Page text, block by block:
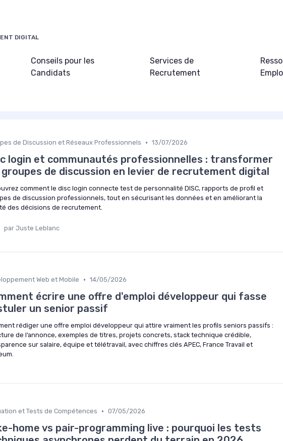
DIGITAL
Conseils pour les
Candidats
Services de
Recrutement
de Discussion et Réseaux Professionnels • 13/07/2026
login et communautés professionnelles : transformer
groupes de discussion en levier de recrutement digital
comment le disc login connecte test de personnalité DISC, rapports de profil et
de discussion professionnels, tout en sécurisant les données et en améliorant la
des décisions de recrutement.
par Juste Leblanc
Web et Mobile • 14/05/2026
écrire une offre d'emploi développeur qui fasse
un senior passif
rédiger une offre emploi développeur qui attire vraiment les profils seniors passifs :
de l’annonce, exemples de titres, projets concrets, stack technique crédible,
sur salaire, équipe et télétravail, avec chiffres clés APEC, France Travail et
et Tests de Compétences • 07/05/2026
home vs pair-programming live : pourquoi les tests